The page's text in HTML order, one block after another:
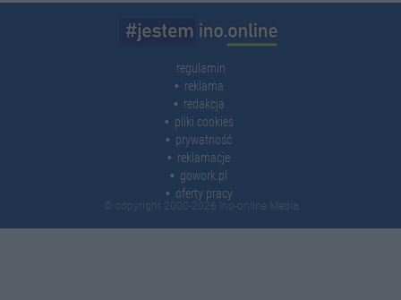
regulamin
reklama
redakcja
pliki cookies
prywatność
reklamacje
gowork.pl
oferty pracy
© copyright 2000-2026 Ino-online Media